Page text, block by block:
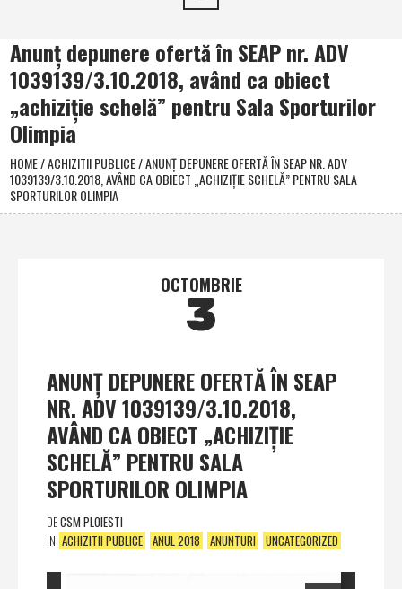
Anunţ depunere ofertă în SEAP nr. ADV
1039139/3.10.2018, având ca obiect
„achiziţie schelă” pentru Sala Sporturilor
Olimpia
HOME/ACHIZITII PUBLICE/ANUNŢ DEPUNERE OFERTĂ ÎN SEAP NR. ADV
1039139/3.10.2018, AVÂND CA OBIECT „ACHIZIŢIE SCHELĂ” PENTRU SALA
SPORTURILOR OLIMPIA
OCTOMBRIE
3
ANUNŢ DEPUNERE OFERTĂ ÎN SEAP
NR. ADV 1039139/3.10.2018,
AVÂND CA OBIECT „ACHIZIŢIE
SCHELĂ” PENTRU SALA
SPORTURILOR OLIMPIA
DECSM PLOIESTI
IN ACHIZITII PUBLICE ANUL 2018 ANUNTURI UNCATEGORIZED